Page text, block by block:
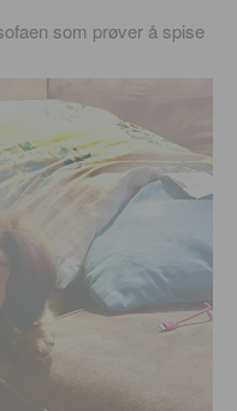
som prøver å spise